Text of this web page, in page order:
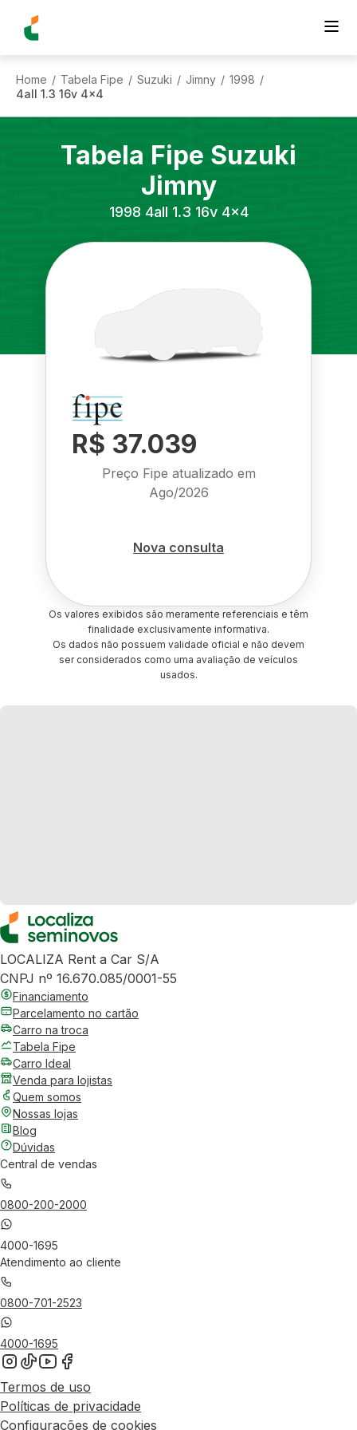
Home / Tabela Fipe / Suzuki / Jimny / 1998 /
4all 1.3 16v 4x4
Tabela Fipe Suzuki
Jimny
1998 4all 1.3 16v 4x4
R$ 37.039
Preço Fipe atualizado em
Ago/2026
Nova consulta
Os valores exibidos são meramente referenciais e têm
finalidade exclusivamente informativa.
Os dados não possuem validade oficial e não devem
ser considerados como uma avaliação de veículos
usados.
LOCALIZA Rent a Car S/A
CNPJ nº 16.670.085/0001-55
Financiamento
Parcelamento no cartão
Carro na troca
Tabela Fipe
Carro Ideal
Venda para lojistas
Quem somos
Nossas lojas
Blog
Dúvidas
Central de vendas
0800-200-2000
4000-1695
Atendimento ao cliente
0800-701-2523
4000-1695
Termos de uso
Políticas de privacidade
Configurações de cookies